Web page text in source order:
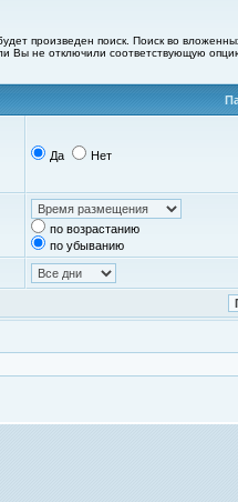
произведен поиск. Поиск во
Вы не отключили соответствующую
Да Нет
по возрастанию
по убыванию